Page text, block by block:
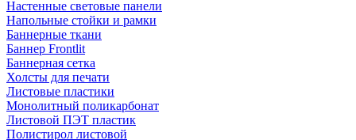
Настенные световые панели
Напольные стойки и рамки
Баннерные ткани
Баннер Frontlit
Баннерная сетка
Холсты для печати
Листовые пластики
Монолитный поликарбонат
Листовой ПЭТ пластик
Полистирол листовой